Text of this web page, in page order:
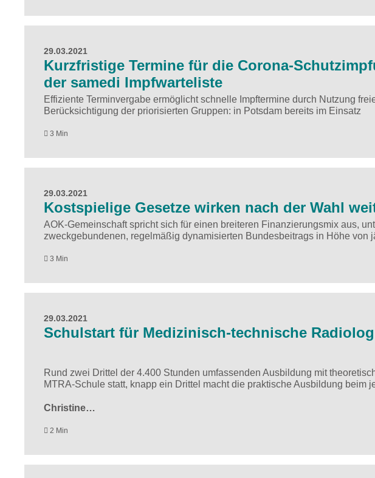
29.03.2021
Kurzfristige Termine für die Corona-
der samedi Impfwarteliste
Effiziente Terminvergabe ermöglicht schnelle Impftermine durch Nutzung
Berücksichtigung der priorisierten Gruppen: in Potsdam bereits im Einsatz
3 Min
29.03.2021
Kostspielige Gesetze wirken nach der Wahl
AOK-Gemeinschaft spricht sich für einen breiteren Finanzierungsmix aus,
zweckgebundenen, regelmäßig dynamisierten Bundesbeitrags in Höhe von
3 Min
29.03.2021
Schulstart für Medizinisch-technische
Rund zwei Drittel der 4.400 Stunden umfassenden Ausbildung mit
MTRA-Schule statt, knapp ein Drittel macht die praktische Ausbildung beim
Christine…
2 Min